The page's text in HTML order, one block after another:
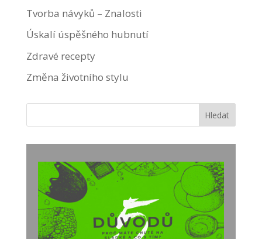
Tvorba návyků – Znalosti
Úskalí úspěšného hubnutí
Zdravé recepty
Změna životního stylu